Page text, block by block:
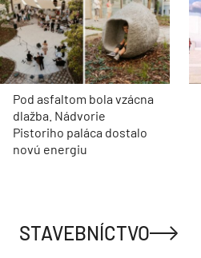
Pod asfaltom bola vzácna
dlažba. Nádvorie
Pistoriho paláca dostalo
novú energiu
STAVEBNÍCTVO